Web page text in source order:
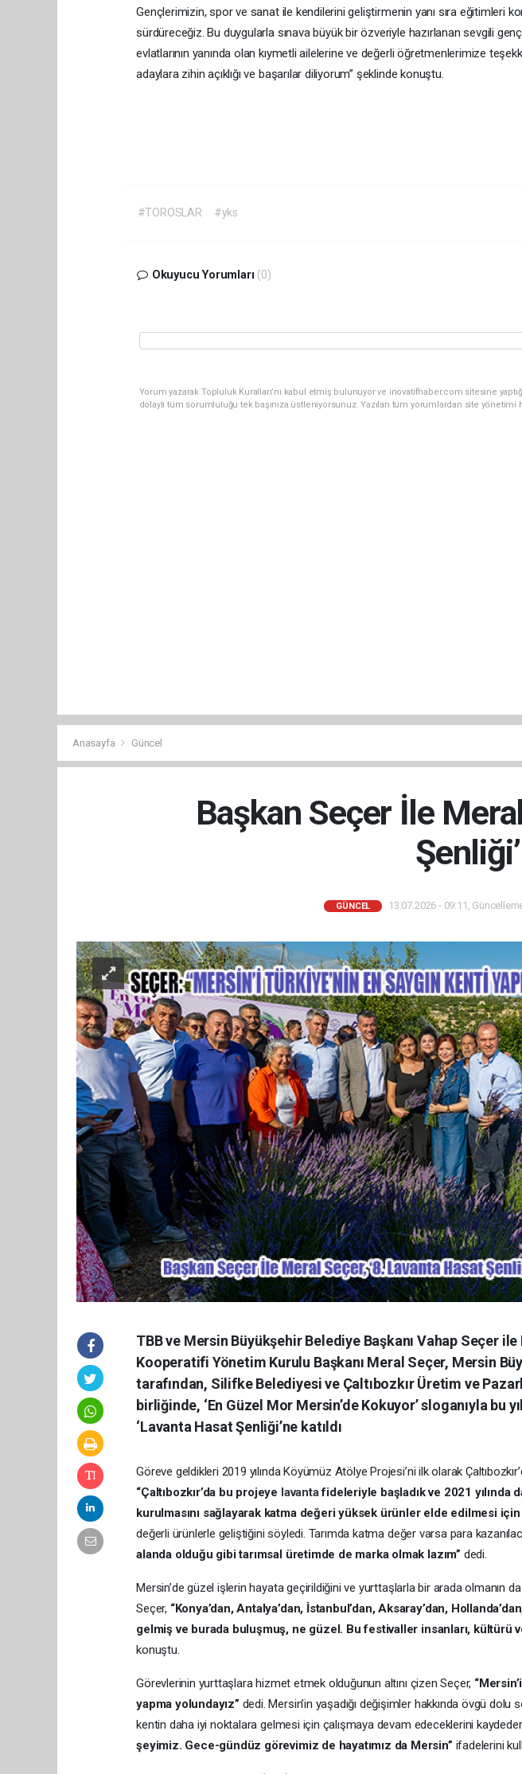
Gençlerimizin, spor ve sanat ile kendilerini geliştirmenin yanı sıra eğitimleri
sürdüreceğiz. Bu duygularla sınava büyük bir özveriyle hazırlanan sevgili
evlatlarının yanında olan kıymetli ailelerine ve değerli öğretmenlerimize
adaylara zihin açıklığı ve başarılar
#TOROSLAR #yks
Okuyucu Yorumları (0)
Yorum yazarak Topluluk Kuralları’nı kabul etmiş bulunuyor ve inovatifhaber.com sitesine
dolaylı tüm sorumluluğu tek başınıza üstleniyorsunuz. Yazılan tüm yorumlardan site
Anasayfa Güncel
Başkan Seçer İle
GÜNCEL 13.07.2026 - 09:11,
TBB ve Mersin Büyükşehir Belediye Başkanı Vahap Seçer ile
Kooperatifi Yönetim Kurulu Başkanı Meral Seçer, Mersin
tarafından, Silifke Belediyesi ve Çaltıbozkır Üretim ve
birliğinde, ‘En Güzel Mor Mersin’de Kokuyor’ sloganıyla bu
‘Lavanta Hasat Şenliği’ne katıldı
Göreve geldikleri 2019 yılında Köyümüz Atölye Projesi’ni ilk olarak
“Çaltıbozkır’da bu projeye lavantafideleriyle başladık ve 2021 yılında
kurulmasını sağlayarak katma değeri yüksek ürünler elde edilmesi için
değerli ürünlerle geliştiğini söyledi. Tarımda katma değer varsa para
alanda olduğu gibi tarımsal üretimde de marka olmak lazım” dedi.
Mersin’de güzel işlerin hayata geçirildiğini ve yurttaşlarla bir arada olmanın
Seçer, “Konya’dan, Antalya’dan, İstanbul’dan, Aksaray’dan,
gelmiş ve burada buluşmuş, ne güzel. Bu festivaller insanları, kültürü
konuştu.
Görevlerinin yurttaşlara hizmet etmek olduğunun altını çizen Seçer,
yapma yolundayız” dedi. Mersin’in yaşadığı değişimler hakkında övgü
kentin daha iyi noktalara gelmesi için çalışmaya devam edeceklerini
şeyimiz. Gece-gündüz görevimiz de hayatımız da Mersin” ifadelerini